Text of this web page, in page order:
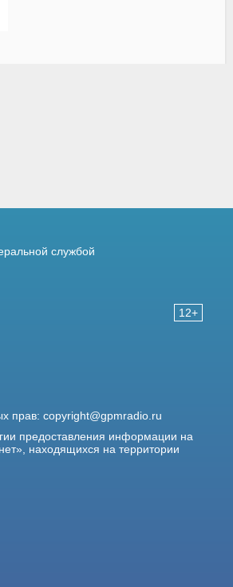
12+
службой
прав: copyright@gpmradio.ru
предоставления информации на
находящихся на территории